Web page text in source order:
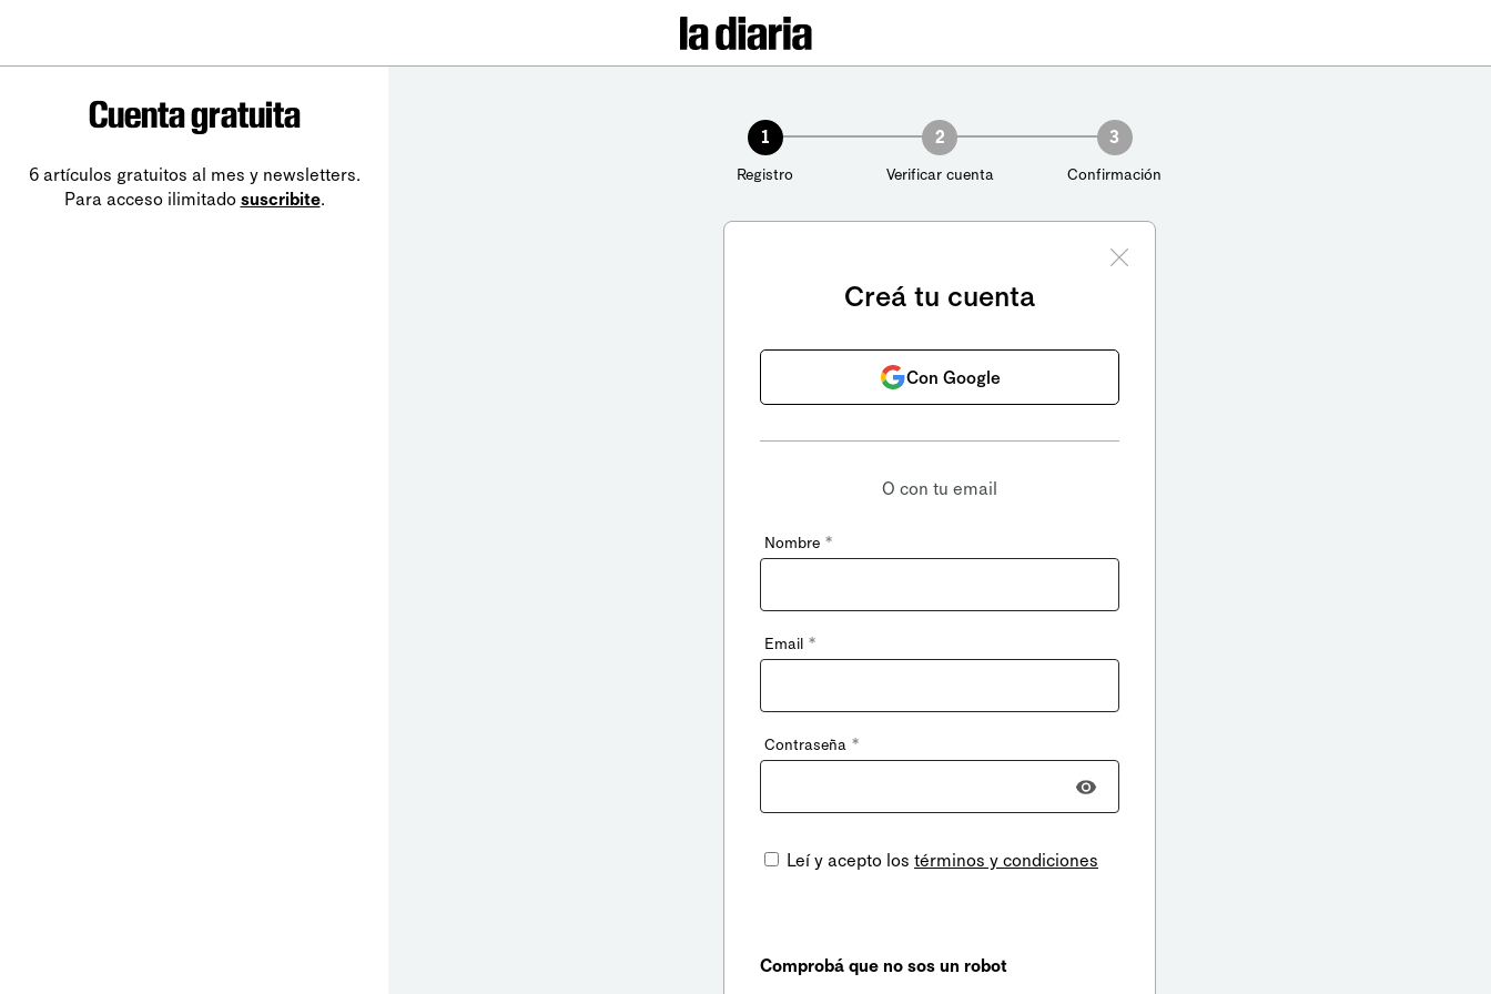
Cuenta gratuita
6 artículos gratuitos al mes y newsletters.
Para acceso ilimitado suscribite.
1
Registro
2
Verificar cuenta
3
Confirmación
Creá tu cuenta
Con Google
O con tu email
Nombre *
Email *
Contraseña *
Leí y acepto los términos y condiciones
Comprobá que no sos un robot